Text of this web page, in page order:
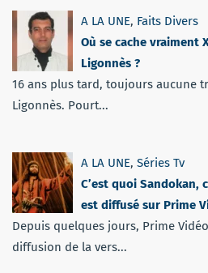
A LA UNE, Faits Divers
Où se cache vraiment
Ligonnès ?
16 ans plus tard, toujours aucune
Ligonnès. Pourt...
A LA UNE, Séries Tv
C’est quoi Sandokan,
est diffusé sur Prime
Depuis quelques jours, Prime
diffusion de la vers...